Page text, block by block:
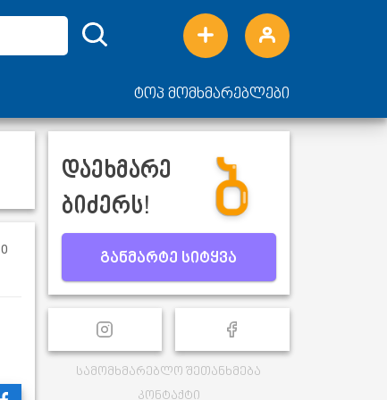
ტოპ მომხმარებლები
0
დაეხმარე
ბიძერს!
განმარტე სიტყვა
სამომხმარებლო შეთანხმება
კონტაქტი